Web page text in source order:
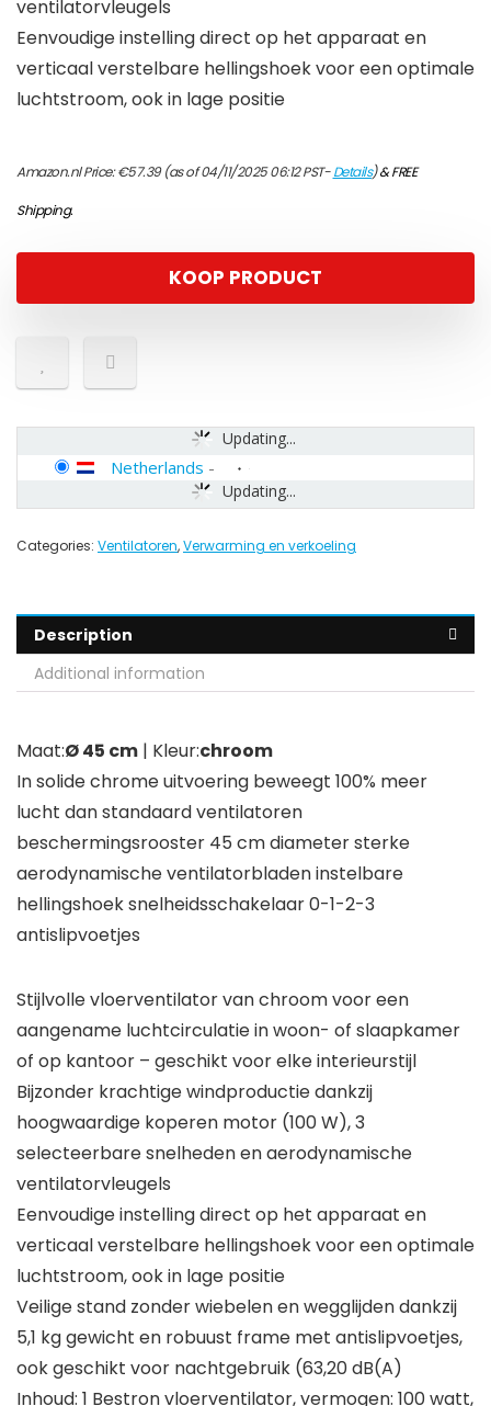
ventilatorvleugels
Eenvoudige instelling direct op het apparaat en
verticaal verstelbare hellingshoek voor een optimale
luchtstroom, ook in lage positie
Amazon.nl Price:€57.39(as of 04/11/2025 06:12 PST-Details)&FREE
Shipping.
KOOP PRODUCT
Updating...
Updating...
Netherlands -
Categories: Ventilatoren,Verwarming en verkoeling
Description
Additional information
Maat:Ø 45 cm | Kleur:chroom
In solide chrome uitvoering beweegt 100% meer
lucht dan standaard ventilatoren
beschermingsrooster 45 cm diameter sterke
aerodynamische ventilatorbladen instelbare
hellingshoek snelheidsschakelaar 0-1-2-3
antislipvoetjes
Stijlvolle vloerventilator van chroom voor een
aangename luchtcirculatie in woon- of slaapkamer
of op kantoor – geschikt voor elke interieurstijl
Bijzonder krachtige windproductie dankzij
hoogwaardige koperen motor (100 W), 3
selecteerbare snelheden en aerodynamische
ventilatorvleugels
Eenvoudige instelling direct op het apparaat en
verticaal verstelbare hellingshoek voor een optimale
luchtstroom, ook in lage positie
Veilige stand zonder wiebelen en wegglijden dankzij
5,1 kg gewicht en robuust frame met antislipvoetjes,
ook geschikt voor nachtgebruik (63,20 dB(A)
Inhoud: 1 Bestron vloerventilator, vermogen: 100 watt,